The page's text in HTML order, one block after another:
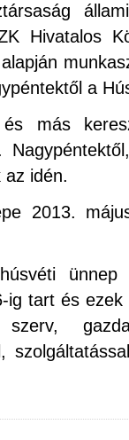
Hivatalos
a
más
az idén.
2013.
ünnep
ig tart és
szerv,